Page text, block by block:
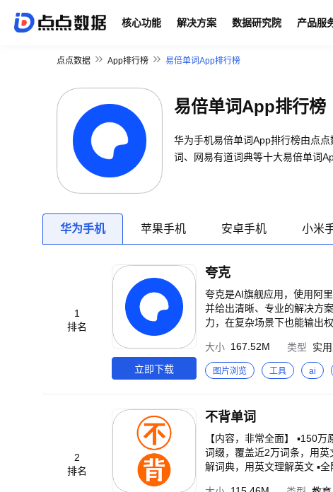
核心功能 解决方案 数据研究院 产品服
点点数据 App排行榜 易倍单词App排行榜
易倍单词App排行榜
华为手机易倍单词App排行榜由点
词、网易有道词典等十大易倍单词
华为手机 苹果手机 安卓手机 小米
1
排名
立即下载
夸克
夸克是AI旗舰应用，使用阿
并给出清晰、专业的解决方案，为你带来高效、全面、可信赖的AI体验。 【
力，在复杂场景下也能输出
多模理解：文字、语音、拍照都能对话，还可以上传文档、提炼要点
理解意图，答案更贴近问题
归本质。 【AI生产力工具】 AI写作：全体裁写作，写方案、报告、文案，都能一句话生成，逻辑流畅自然。 拍题批改：拍题答疑，难题讲解详实准确，学习效率倍增。 夸克PPT：输入主题即可生成
级正版藏书，都市爽文、言
盘】 超大空间：6T超大空间，照片、文
请通过以下方式联系我们
大小 167.52M 类型 实
图片浏览 工具 ai
2
排名
不背单词
【内容，非常全面】 ▪150
词缀，覆盖近2万词条，用
解词典，用英文理解英文 ▪